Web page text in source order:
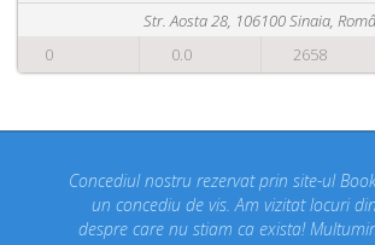
Str. Aosta 28, 106100 Sinaia, România
0.0
2658 Detalii
nostru rezervat prin site-ul BookFast.ro a fost
concediu de vis. Am vizitat locuri din Romania
care nu stiam ca exista! Multumim Book Fast!